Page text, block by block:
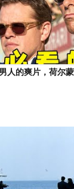
人的爽片，荷尔